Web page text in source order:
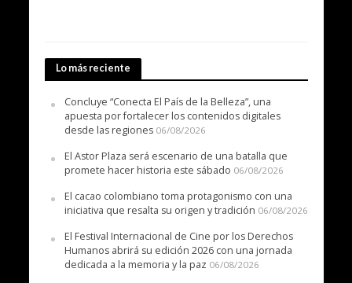
Lo más reciente
Concluye “Conecta El País de la Belleza”, una
apuesta por fortalecer los contenidos digitales
desde las regiones 06/08/2026
El Astor Plaza será escenario de una batalla que
promete hacer historia este sábado 06/08/2026
El cacao colombiano toma protagonismo con una
iniciativa que resalta su origen y tradición 06/08/2026
El Festival Internacional de Cine por los Derechos
Humanos abrirá su edición 2026 con una jornada
dedicada a la memoria y la paz 06/08/2026